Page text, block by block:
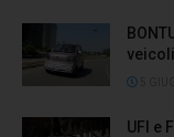
UFI e